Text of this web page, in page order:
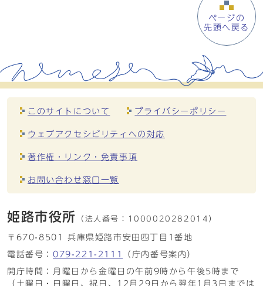
ページの
先頭へ戻る
このサイトについて プライバシーポリシー
ウェブアクセシビリティへの対応
著作権・リンク・免責事項
お問い合わせ窓口一覧
姫路市役所 （法人番号： 1000020282014）
〒670-8501 兵庫県姫路市安田四丁目1番地
電話番号： 079-221-2111
（庁内番号案内）
開庁時間：月曜日から金曜日の午前9時から午後5時まで
（土曜日・日曜日、祝日、12月29日から翌年1月3日までは